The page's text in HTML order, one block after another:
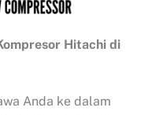
Hitachi di
Anda ke dalam